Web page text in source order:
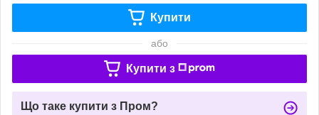
Купити
або
Купити з
Що таке купити з Пром?